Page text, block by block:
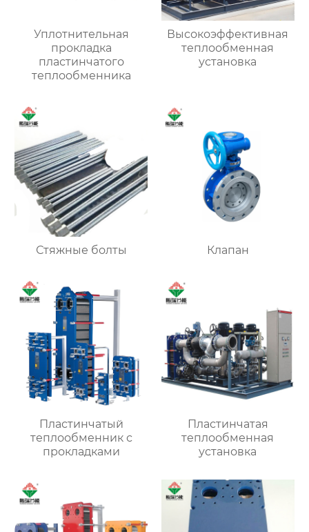
Уплотнительная
прокладка
пластинчатого
теплообменника
Высокоэффективная
теплообменная
установка
Стяжные болты Клапан
Пластинчатый
теплообменник с
прокладками
Пластинчатая
теплообменная
установка